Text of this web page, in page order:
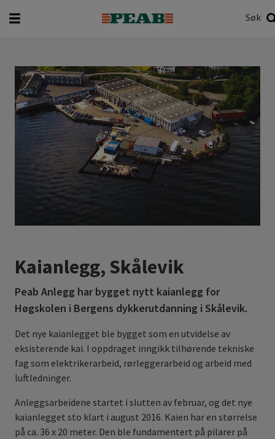
Søk
Kaianlegg, Skålevik
Peab Anlegg har bygget nytt kaianlegg for
Høgskolen i Bergens dykkerutdanning i Skålevik.
Det nye kaianlegget ble bygget som en utvidelse av
eksisterende kai. I oppdraget inngikk tilhørende tekniske
fag som elektrikerarbeid, rørleggerarbeid og arbeid med
luftledninger.
Anleggsarbeidene startet i slutten av februar, og det nye
kaianlegget sto klart i august 2016. Kaien har en størrelse
på ca. 36 x 20 meter. Den ble fundamentert på pilarer på